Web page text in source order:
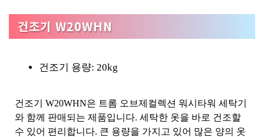
건조기 W20WHN
건조기 용량: 20kg
건조기 W20WHN은 트롬 오브제컬렉션 워시타워 세탁기
와 함께 판매되는 제품입니다. 세탁한 옷을 바로 건조할
수 있어 편리합니다. 큰 용량을 가지고 있어 많은 양의 옷